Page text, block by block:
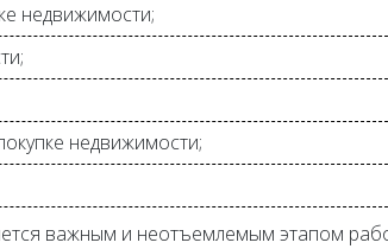
недвижимости;
недвижимости;
важным и неотъемлемым этапом